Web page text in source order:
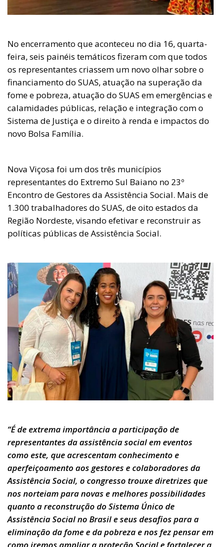
No encerramento que aconteceu no dia 16, quarta-
feira, seis painéis temáticos fizeram com que todos
os representantes criassem um novo olhar sobre o
financiamento do SUAS, atuação na superação da
fome e pobreza, atuação do SUAS em emergências e
calamidades públicas, relação e integração com o
Sistema de Justiça e o direito à renda e impactos do
novo Bolsa Família.
Nova Viçosa foi um dos três municípios
representantes do Extremo Sul Baiano no 23º
Encontro de Gestores da Assistência Social. Mais de
1.300 trabalhadores do SUAS, de oito estados da
Região Nordeste, visando efetivar e reconstruir as
políticas públicas de Assistência Social.
“É de extrema importância a participação de
representantes da assistência social em eventos
como este, que acrescentam conhecimento e
aperfeiçoamento aos gestores e colaboradores da
Assistência Social, o congresso trouxe diretrizes que
nos norteiam para novas e melhores possibilidades
quanto a reconstrução do Sistema Único de
Assistência Social no Brasil e seus desafios para a
eliminação da fome e da pobreza e nos fez pensar em
como iremos ampliar a proteção Social e fortalecer a